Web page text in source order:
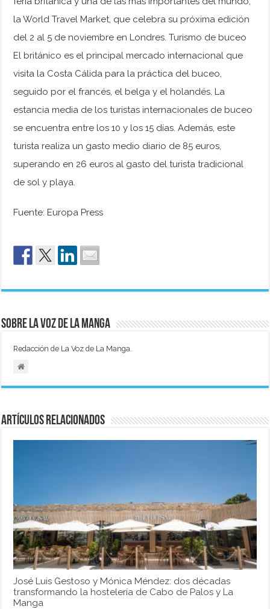
la World Travel Market, que celebra su próxima edición
del 2 al 5 de noviembre en Londres. Turismo de buceo
El británico es el principal mercado internacional que
visita la Costa Cálida para la práctica del buceo,
seguido por el francés, el belga y el holandés. La
estancia media de los turistas internacionales de buceo
se encuentra entre los 10 y los 15 días. Además, este
turista realiza un gasto medio diario de 85 euros,
superando en 26 euros al gasto del turista tradicional
de sol y playa.
Fuente: Europa Press
Sobre La Voz de La Manga
Redacción de La Voz de La Manga.
Artículos relacionados
José Luis Gestoso y Mónica Méndez: dos décadas
transformando la hostelería de Cabo de Palos y La
Manga